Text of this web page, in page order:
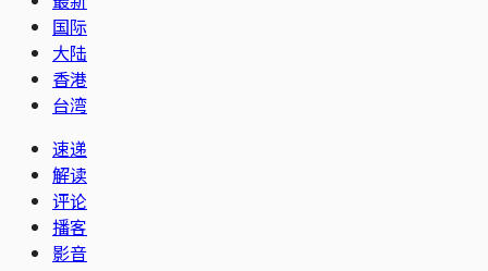
国际
大陆
香港
台湾
速递
解读
评论
播客
影音